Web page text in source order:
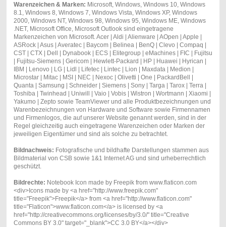
Warenzeichen & Marken: Microsoft, Windows, Windows 10, Windows
8.1, Windows 8, Windows 7, Windows Vista, Windows XP, Windows
2000, Windows NT, Windows 98, Windows 95, Windows ME, Windows
.NET, Microsoft Office, Microsoft Outlook sind eingetragene
Markenzeichen von Microsoft. Acer | Aldi | Alienware | AOpen | Apple |
ASRock | Asus | Averatec | Baycom | Belinea | BenQ | Clevo | Compaq |
CST | CTX | Dell | Dynabook | ECS | Elitegroup | eMachines | FIC | Fujitsu
| Fujitsu-Siemens | Gericom | Hewlett-Packard | HP | Huawei | Hyrican |
IBM | Lenovo | LG | Lidl | Lifetec | Lintec | Lion | Maxdata | Medion |
Microstar | Mitac | MSI | NEC | Nexoc | Olivetti | One | PackardBell |
Quanta | Samsung | Schneider | Siemens | Sony | Targa | Tarox | Terra |
Toshiba | Twinhead | Uniwill | Vaio | Vobis | Wistron | Wortmann | Xiaomi |
Yakumo | Zepto sowie TeamViewer und alle Produktbezeichnungen und
Warenbezeichnungen von Hardware und Software sowie Firmennamen
und Firmenlogos, die auf unserer Website genannt werden, sind in der
Regel gleichzeitig auch eingetragene Warenzeichen oder Marken der
jeweiligen Eigentümer und sind als solche zu betrachtet.
Bildnachweis: Fotografische und bildhafte Darstellungen stammen aus
Bildmaterial von CSB sowie 1&1 Internet AG und sind urheberrechtlich
geschützt.
Bildrechte: Notebook Icon made by Freepik from www.flaticon.com
<div>Icons made by <a href="http://www.freepik.com"
title="Freepik">Freepik</a> from <a href="http://www.flaticon.com"
title="Flaticon">www.flaticon.com</a> is licensed by <a
href="http://creativecommons.org/licenses/by/3.0/" title="Creative
Commons BY 3.0" target="_blank">CC 3.0 BY</a></div>